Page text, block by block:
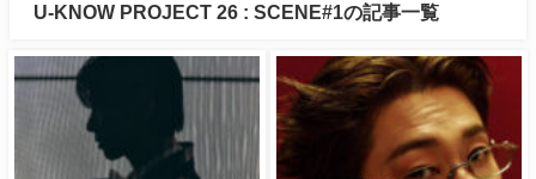
U-KNOW PROJECT 26 : SCENE#1の記事一覧